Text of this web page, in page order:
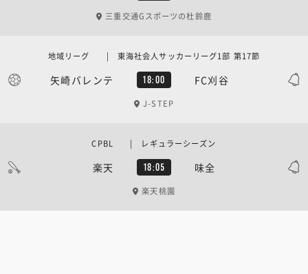
三重交通Gスポーツの杜鈴鹿
矢崎バレンテ 18:00 FC刈谷
地域リーグ | 東海社会人サッカーリーグ1部 第17節
J-STEP
楽天 18:05 味全
CPBL | レギュラーシーズン
楽天桃園